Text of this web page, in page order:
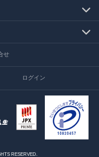
せ
ログイン
RESERVED.